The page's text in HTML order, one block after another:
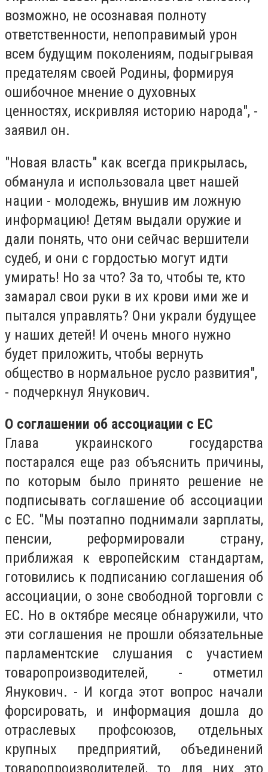
возможно, не осознавая полноту
ответственности, непоправимый урон
всем будущим поколениям, подыгрывая
предателям своей Родины, формируя
ошибочное мнение о духовных
ценностях, искривляя историю народа", -
заявил он.
"Новая власть" как всегда прикрылась,
обманула и использовала цвет нашей
нации - молодежь, внушив им ложную
информацию! Детям выдали оружие и
дали понять, что они сейчас вершители
судеб, и они с гордостью могут идти
умирать! Но за что? За то, чтобы те, кто
замарал свои руки в их крови ими же и
пытался управлять? Они украли будущее
у наших детей! И очень много нужно
будет приложить, чтобы вернуть
общество в нормальное русло развития",
- подчеркнул Янукович.
О соглашении об ассоциации с ЕС
Глава украинского государства
постарался еще раз объяснить причины,
по которым было принято решение не
подписывать соглашение об ассоциации
с ЕС. "Мы поэтапно поднимали зарплаты,
пенсии, реформировали страну,
приближая к европейским стандартам,
готовились к подписанию соглашения об
ассоциации, о зоне свободной торговли с
ЕС. Но в октябре месяце обнаружили, что
эти соглашения не прошли обязательные
парламентские слушания с участием
товаропроизводителей, - отметил
Янукович. - И когда этот вопрос начали
форсировать, и информация дошла до
отраслевых профсоюзов, отдельных
крупных предприятий, объединений
товаропроизводителей, то для них это